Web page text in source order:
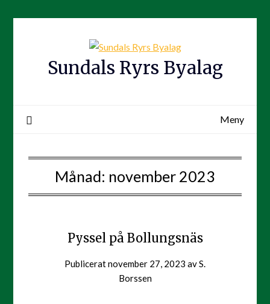
Sundals Ryrs Byalag
Meny
Månad: november 2023
Pyssel på Bollungsnäs
Publiceratnovember 27, 2023 avS.
Borssen